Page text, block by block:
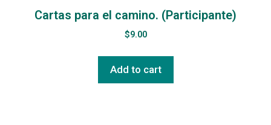
Cartas para el camino. (Participante)
$9.00
Add to cart